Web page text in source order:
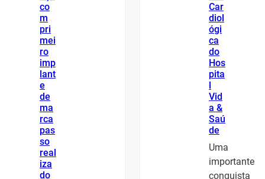
co
m
pri
mei
ro
imp
lant
e
de
ma
rca
pas
so
real
iza
do
Car
diol
ógi
ca
do
Hos
pita
l
Vid
a &
Saú
de
Uma
importante
conquista